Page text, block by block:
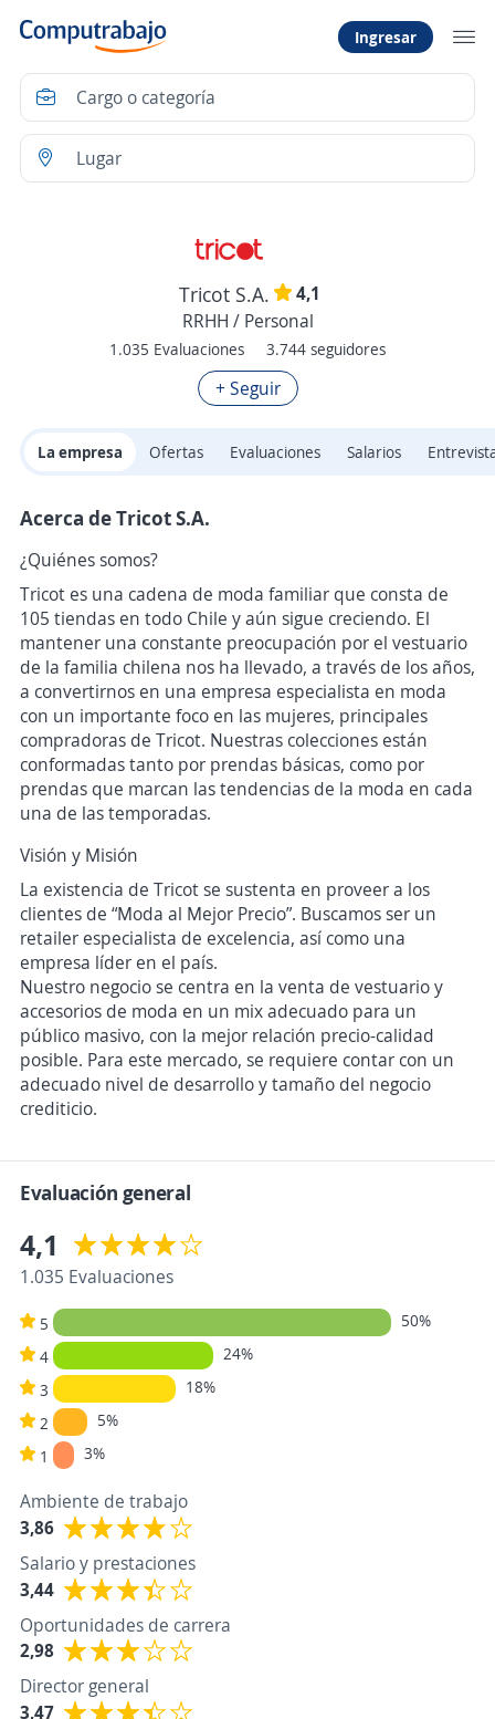
Ingresar
Tricot S.A.
4,1
RRHH / Personal
1.035 Evaluaciones 3.744 seguidores
+ Seguir
La empresa Ofertas Evaluaciones Salarios
Acerca de Tricot S.A.
¿Quiénes somos?
Tricot es una cadena de moda familiar que consta de
105 tiendas en todo Chile y aún sigue creciendo. El
mantener una constante preocupación por el vestuario
de la familia chilena nos ha llevado, a través de los años,
a convertirnos en una empresa especialista en moda
con un importante foco en las mujeres, principales
compradoras de Tricot. Nuestras colecciones están
conformadas tanto por prendas básicas, como por
prendas que marcan las tendencias de la moda en cada
una de las temporadas.
Visión y Misión
La existencia de Tricot se sustenta en proveer a los
clientes de “Moda al Mejor Precio”. Buscamos ser un
retailer especialista de excelencia, así como una
empresa líder en el país.
Nuestro negocio se centra en la venta de vestuario y
accesorios de moda en un mix adecuado para un
público masivo, con la mejor relación precio-calidad
posible. Para este mercado, se requiere contar con un
adecuado nivel de desarrollo y tamaño del negocio
crediticio.
Evaluación general
4,1
1.035 Evaluaciones
5
50%
4
24%
3
18%
2
5%
1
3%
Ambiente de trabajo
3,86
Salario y prestaciones
3,44
Oportunidades de carrera
2,98
Director general
3,47